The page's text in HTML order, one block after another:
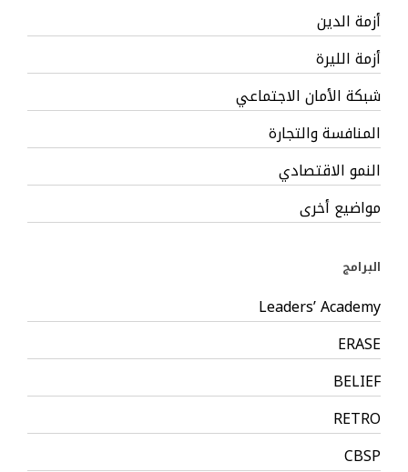
أزمة الدين
أزمة الليرة
شبكة الأمان الاجتماعي
المنافسة والتجارة
النمو الاقتصادي
مواضيع أخرى
البرامج
Leaders’ Academy
ERASE
BELIEF
RETRO
CBSP